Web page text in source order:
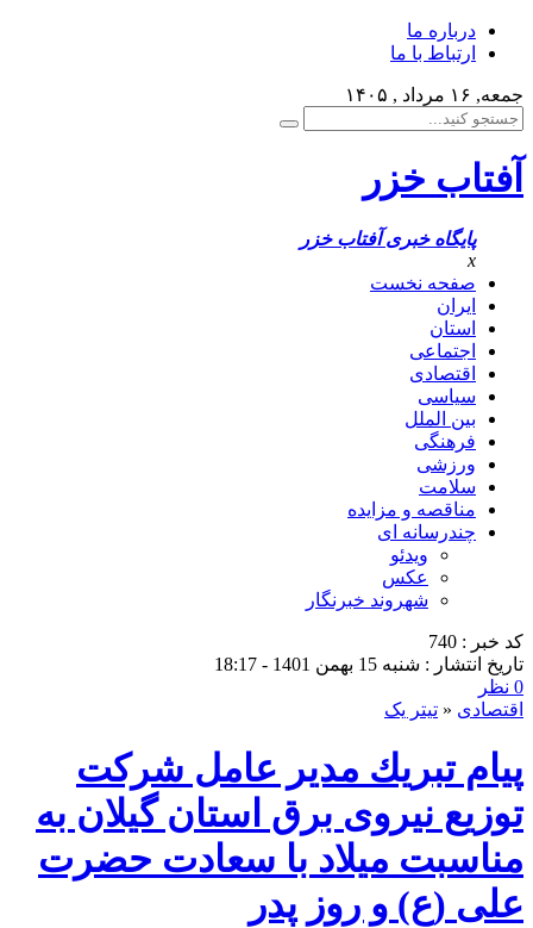
درباره ما
ارتباط با ما
جمعه, ۱۶ مرداد , ۱۴۰۵
آفتاب خزر
پایگاه خبری آفتاب خزر
x
صفحه نخست
ایران
استان
اجتماعی
اقتصادی
سیاسی
بین الملل
فرهنگی
ورزشی
سلامت
مناقصه و مزایده
چندرسانه ای
ویدئو
عکس
شهروند خبرنگار
کد خبر : 740
تاریخ انتشار : شنبه 15 بهمن 1401 - 18:17
0 نظر
اقتصادی « تیتر یک
پیام تبریك مدیر عامل شركت
توزیع نیروی برق استان گیلان به
مناسبت میلاد با سعادت حضرت
علی (ع) و روز پدر